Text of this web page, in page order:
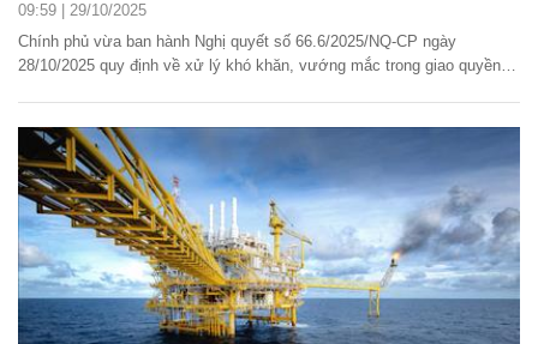
09:59 | 29/10/2025
Chính phủ vừa ban hành Nghị quyết số 66.6/2025/NQ-CP ngày
28/10/2025 quy định về xử lý khó khăn, vướng mắc trong giao quyền